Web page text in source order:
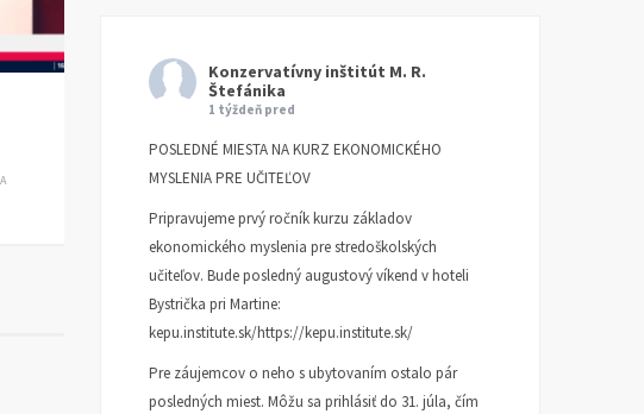
TA3: Konečne prišiel deň,
kedy už pracujeme pre
seba
KI KOMENTUJE
25. AUGUSTA
Konzervatívny inštitút M. R.
Štefánika
1 týždeň pred
POSLEDNÉ MIESTA NA KURZ EKONOMICKÉHO
MYSLENIA PRE UČITEĽOV
Pripravujeme prvý ročník kurzu základov
ekonomického myslenia pre stredoškolských
učiteľov. Bude posledný augustový víkend v hoteli
Bystrička pri Martine:
kepu.institute.sk/https://kepu.institute.sk/
Pre záujemcov o neho s ubytovaním ostalo pár
posledných miest. Môžu sa prihlásiť do 31. júla, čím